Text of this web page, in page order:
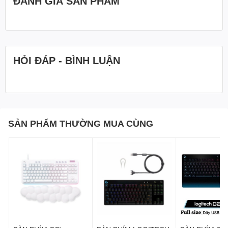
lên tới 2 năm Công nghệ tự động ngủ tiết kiệm năng lượng giúp
cận pin qua nắp từ ở trên cùng.
Trọng lượng: 82 g (kèm pin)
Tương thích: Windows, MacOS, ChromeOS, PadOS
Cách kết nối: Bluetooth
Cảm biến: Lên đến 4000 DPI
HỎI ĐÁP - BÌNH LUẬN
SẢN PHẨM THƯỜNG MUA CÙNG